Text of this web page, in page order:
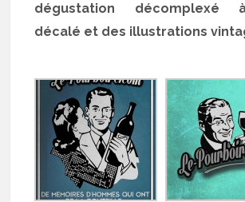
dégustation décomplexé
décalé et des illustrations